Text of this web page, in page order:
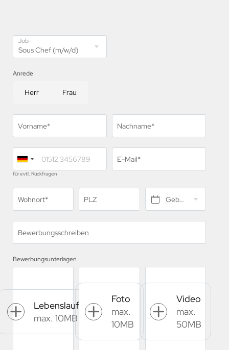
Job
Anrede
Herr Frau
Vorname* Nachname*
für evtl. Rückfragen
E-Mail*
Wohnort* PLZ Geburtsdatum*
Bewerbungsschreiben
Bewerbungsunterlagen
Lebenslauf
max. 10MB
Foto
max.
10MB
Video
max.
50MB